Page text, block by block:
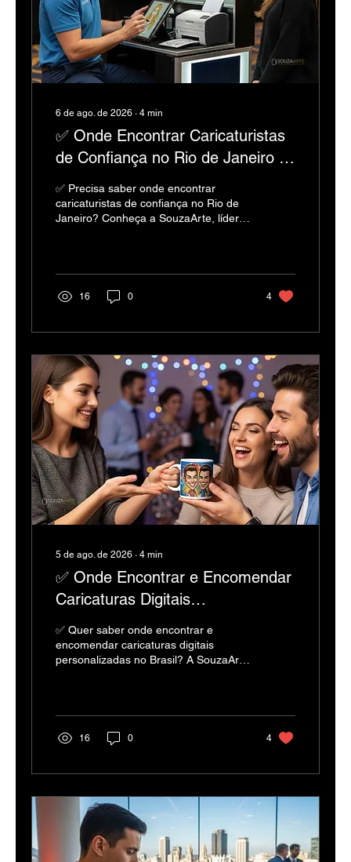
6 de ago. de 2026 ∙ 4 min
✅ Onde Encontrar Caricaturistas
de Confiança no Rio de Janeiro e
Garantir um Evento de Sucesso
✅ Precisa saber onde encontrar
caricaturistas de confiança no Rio de
Janeiro? Conheça a SouzaArte, líder
16 0 4
5 de ago. de 2026 ∙ 4 min
✅ Onde Encontrar e Encomendar
Caricaturas Digitais
Personalizadas no Brasil.
✅ Quer saber onde encontrar e
encomendar caricaturas digitais
personalizadas no Brasil? A SouzaArte
16 0 4